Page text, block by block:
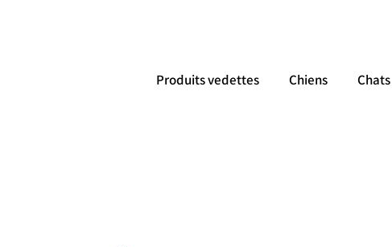
Produits vedettes Chiens Chats